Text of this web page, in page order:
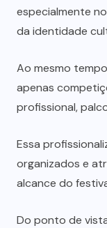
especialmente
da identidade
Ao mesmo
apenas
profissional,
Essa
organizados e
alcance do
Do ponto de